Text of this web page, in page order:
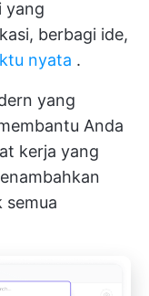
yang
berbagi ide,
nyata .
yang
Anda
kerja yang
semua